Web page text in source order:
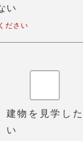
い
ださい
建物を見学した
い